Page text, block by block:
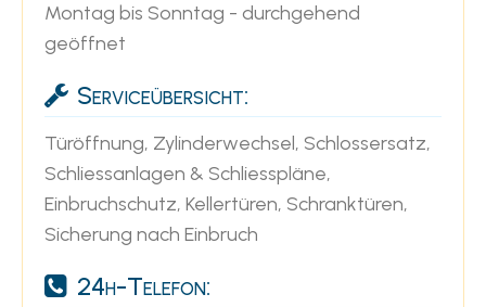
Montag bis Sonntag - durchgehend
geöffnet
Serviceübersicht:
Türöffnung, Zylinderwechsel, Schlossersatz,
Schliessanlagen & Schliesspläne,
Einbruchschutz, Kellertüren, Schranktüren,
Sicherung nach Einbruch
24h-Telefon: